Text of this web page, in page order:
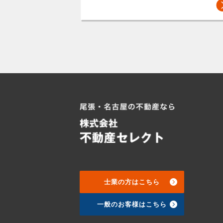
士業の方はこちら
一般のお客様はこちら